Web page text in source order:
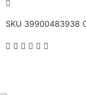
SKU 39900483938